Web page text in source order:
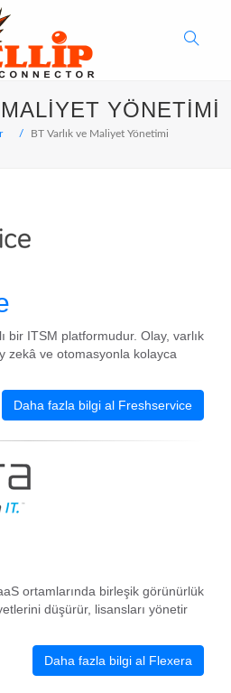
Search
Button
YÖNETIMI
BT Varlık ve Maliyet Yönetimi
bir ITSM platformudur. Olay, varlık
zekâ ve otomasyonla kolayca
Daha fazla bilgi al Freshservice
ortamlarında birleşik görünürlük
düşürür, lisansları yönetir
Daha fazla bilgi al Flexera